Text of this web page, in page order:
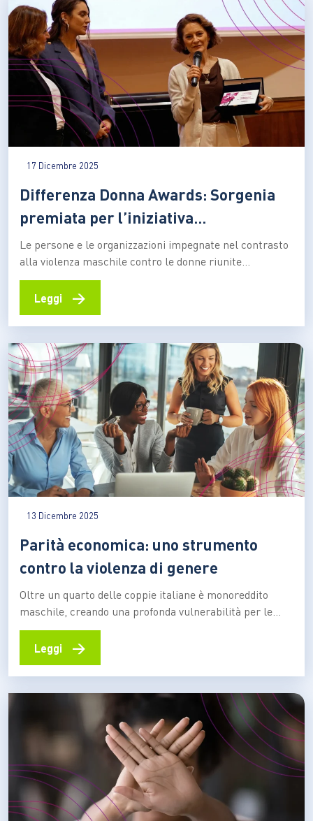
17 Dicembre 2025
Differenza Donna Awards: Sorgenia
premiata per l’iniziativa
#Sempre25novembre
Le persone e le organizzazioni impegnate nel contrasto
alla violenza maschile contro le donne riunite
simbolicamente per una sera: è questo il senso della
cerimonia di assegnazione degli Awards 2025 di
presidente di Differenza Donna, Elisa Ercoli, aprendo la
manifestazione, sottolinea come…
Leggi →
13 Dicembre 2025
Parità economica: uno strumento
contro la violenza di genere
Oltre un quarto delle coppie italiane è monoreddito
maschile, creando una profonda vulnerabilità per le
donne. Garantire libertà e sicurezza significa prima di
tutto assicurare l’indipendenza finanziaria La violenza
economiche. La disparità di potere e di opportunità tra i
generi, unita alla…
Leggi →